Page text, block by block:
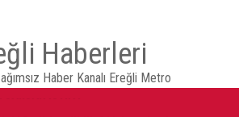
Haberleri
Haber Kanalı Ereğli Metro